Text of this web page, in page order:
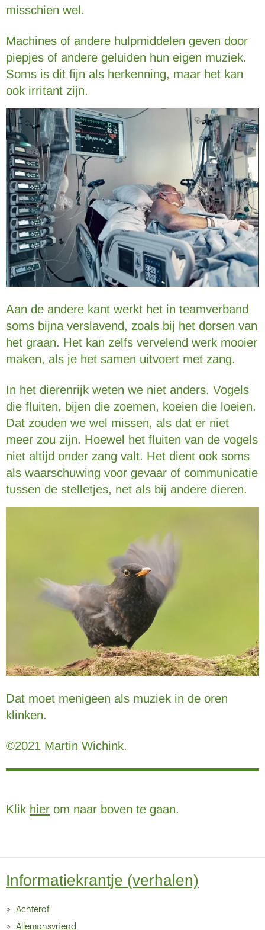
misschien wel.
Machines of andere hulpmiddelen geven door
piepjes of andere geluiden hun eigen muziek.
Soms is dit fijn als herkenning, maar het kan
ook irritant zijn.
Aan de andere kant werkt het in teamverband
soms bijna verslavend, zoals bij het dorsen van
het graan. Het kan zelfs vervelend werk mooier
maken, als je het samen uitvoert met zang.
In het dierenrijk weten we niet anders. Vogels
die fluiten, bijen die zoemen, koeien die loeien.
Dat zouden we wel missen, als dat er niet
meer zou zijn. Hoewel het fluiten van de vogels
niet altijd onder zang valt. Het dient ook soms
als waarschuwing voor gevaar of communicatie
tussen de stelletjes, net als bij andere dieren.
Dat moet menigeen als muziek in de oren
klinken.
©2021 Martin Wichink.
Klik hier om naar boven te gaan.
Informatiekrantje (verhalen)
Achteraf
Allemansvriend